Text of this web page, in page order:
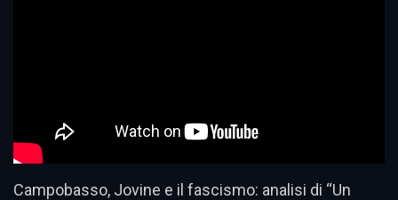
Campobasso, Jovine e il fascismo: analisi di “Un